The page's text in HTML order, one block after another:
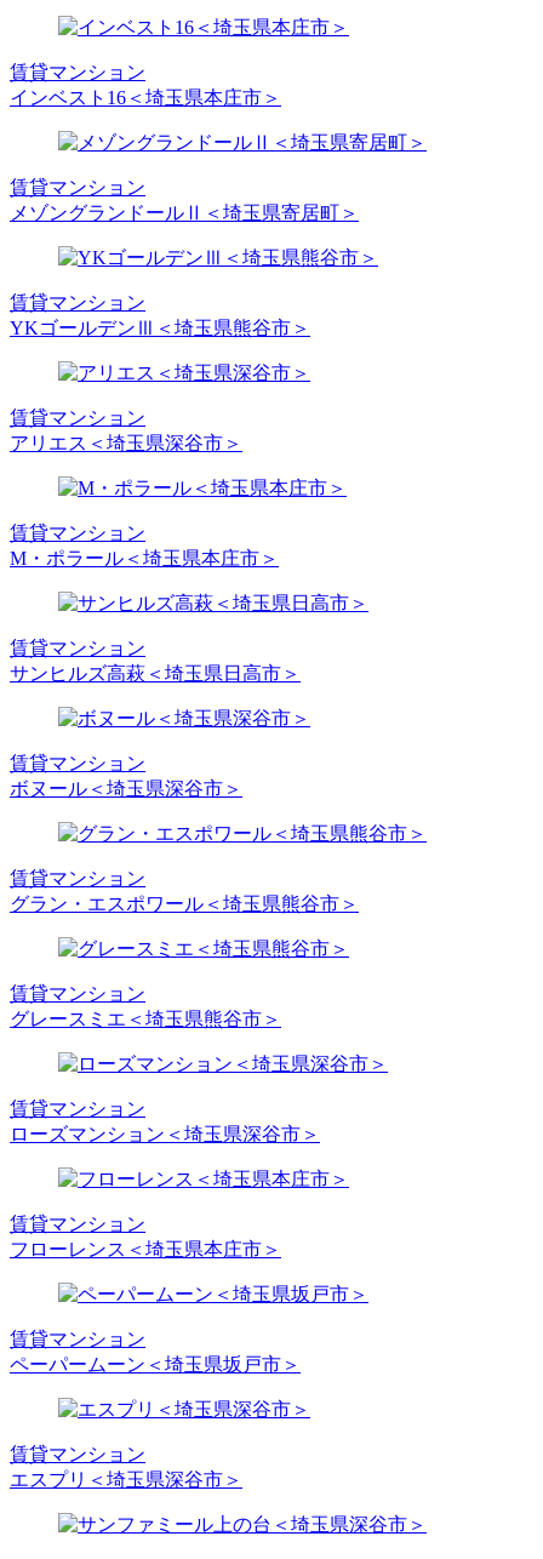
賃貸マンション
インベスト16＜埼玉県本庄市＞
賃貸マンション
メゾングランドールⅡ＜埼玉県寄居町＞
賃貸マンション
YKゴールデンⅢ＜埼玉県熊谷市＞
賃貸マンション
アリエス＜埼玉県深谷市＞
賃貸マンション
M・ポラール＜埼玉県本庄市＞
賃貸マンション
サンヒルズ高萩＜埼玉県日高市＞
賃貸マンション
ボヌール＜埼玉県深谷市＞
賃貸マンション
グラン・エスポワール＜埼玉県熊谷市＞
賃貸マンション
グレースミエ＜埼玉県熊谷市＞
賃貸マンション
ローズマンション＜埼玉県深谷市＞
賃貸マンション
フローレンス＜埼玉県本庄市＞
賃貸マンション
ペーパームーン＜埼玉県坂戸市＞
賃貸マンション
エスプリ＜埼玉県深谷市＞